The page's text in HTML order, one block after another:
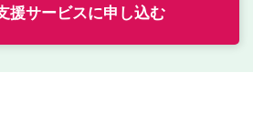
援サービスに申し込む